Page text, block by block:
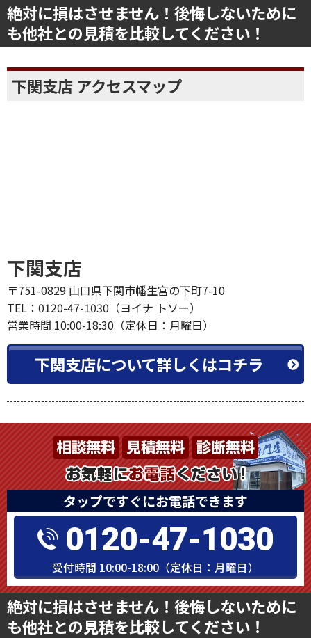
絶対に損はさせません！後悔しないために
も他社との見積を比較してください！
下関支店 アクセスマップ
下関支店
〒751-0829 山口県下関市幡生宮の下町7-10
TEL：0120-47-1030（ヨイナ トソー）
営業時間 10:00-18:30（定休日：月曜日）
下関支店について詳しくはコチラ
タップですぐにお電話できます
0120-47-1030
受付時間 10:00-18:00（定休日：月曜日）
絶対に損はさせません！後悔しないために
も他社との見積を比較してください！